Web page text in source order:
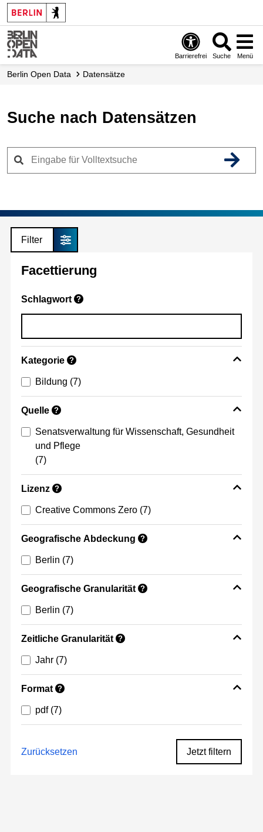
Skip
to
main
content
Barrierefrei Suche Menü
Berlin Open Data Datensätze
Suche nach Datensätzen
Filter
Facettierung
Schlagwort ?
Kategorie ?
Bildung (7)
Quelle ?
Senatsverwaltung für Wissenschaft, Gesundheit
und Pflege
(7)
Lizenz ?
Creative Commons Zero (7)
Geografische Abdeckung ?
Berlin (7)
Geografische Granularität ?
Berlin (7)
Zeitliche Granularität ?
Jahr (7)
Format ?
pdf (7)
Zurücksetzen Jetzt filtern